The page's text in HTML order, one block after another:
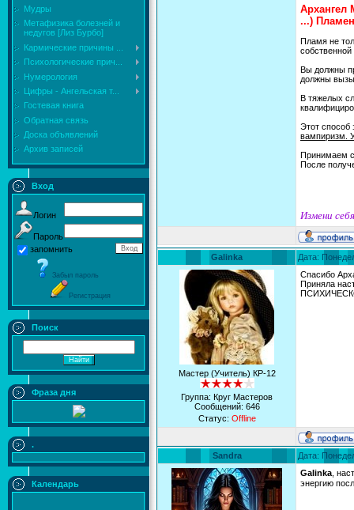
Мудры
Mетафизика болезней и
недугов [Лиз Бурбо]
Кармические причины ...
Психологические прич...
Нумерология
Цифры - Ангельская т...
Гостевая книга
Обратная связь
Доска объявлений
Архив записей
Вход
Логин
Пароль
запомнить
Забыл пароль
Регистрация
Поиск
Фраза дня
.
Календарь
Архангел
...)
Пламя не
собственной
Вы должны
должны
В тяжелых
Этот
вампиризм.
Принимаем
После
Измени
Galinka Дата:
Мастер (Учитель) КР-12
Группа: Круг Мастеров
Сообщений: 646
Статус: Offline
Спасибо
Приняла
Sandra Дата:
Galinka ,
энергию